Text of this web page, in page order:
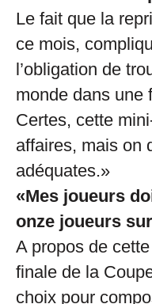
Le fait que la
ce mois,
l’obligation de
monde dans une
Certes, cette
affaires, mais on
adéquates.»
«Mes joueurs
onze joueurs
A propos de
finale de la
choix pour